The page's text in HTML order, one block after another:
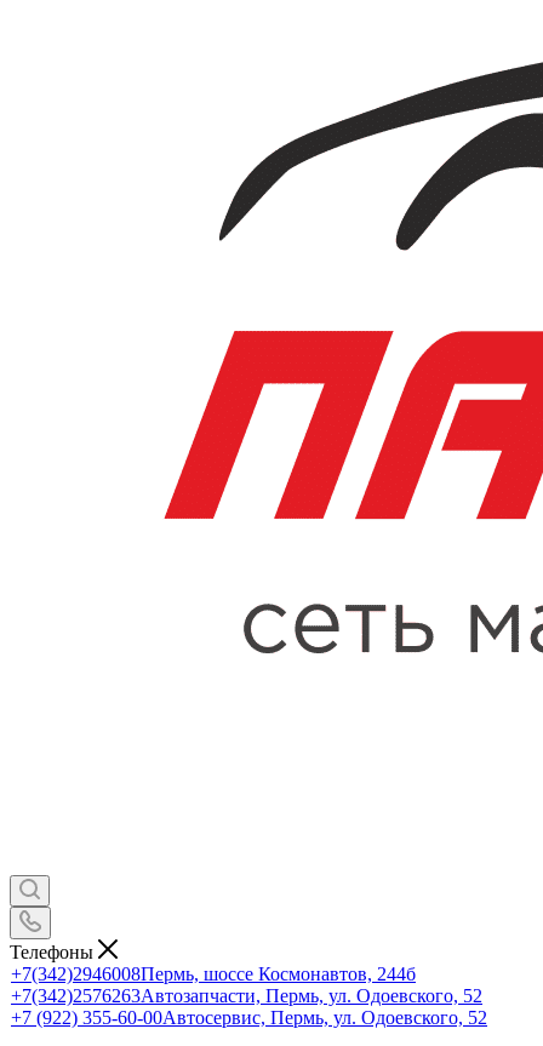
Телефоны
+7(342)2946008Пермь, шоссе Космонавтов, 244б
+7(342)2576263Автозапчасти, Пермь, ул. Одоевского, 52
+7 (922) 355-60-00Автосервис, Пермь, ул. Одоевского, 52